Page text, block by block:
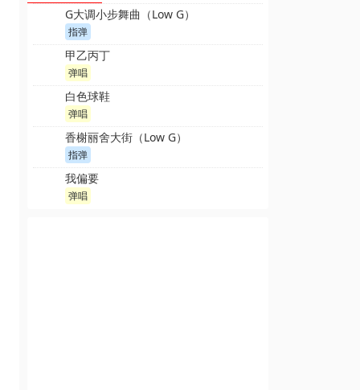
G大调小步舞曲（Low G）
指弹
甲乙丙丁
弹唱
白色球鞋
弹唱
香榭丽舍大街（Low G）
指弹
我偏要
弹唱